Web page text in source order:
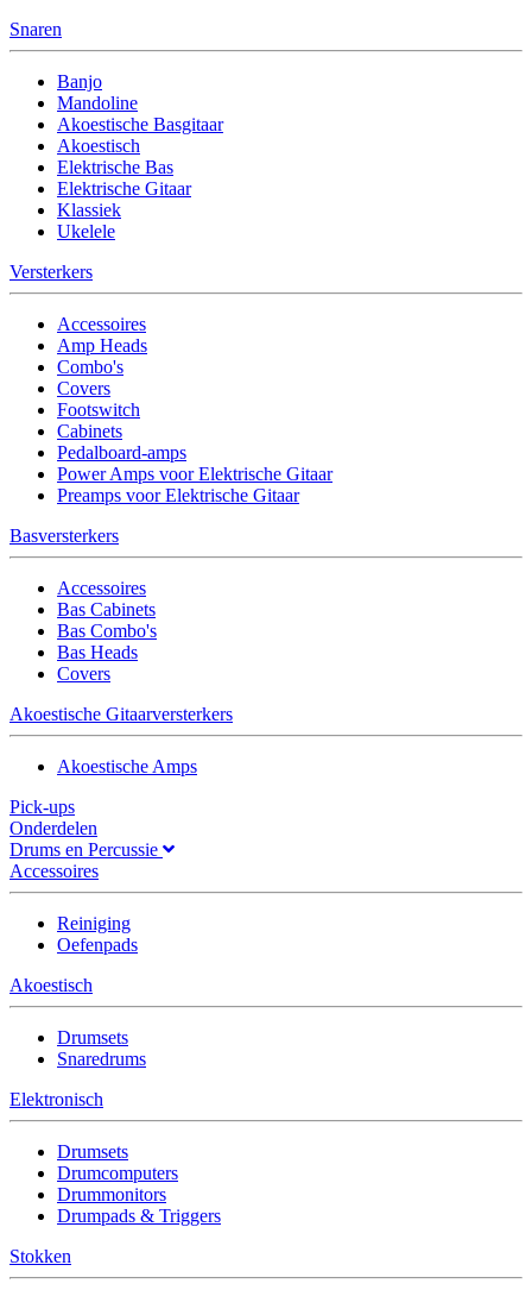
Snaren
Banjo
Mandoline
Akoestische Basgitaar
Akoestisch
Elektrische Bas
Elektrische Gitaar
Klassiek
Ukelele
Versterkers
Accessoires
Amp Heads
Combo's
Covers
Footswitch
Cabinets
Pedalboard-amps
Power Amps voor Elektrische Gitaar
Preamps voor Elektrische Gitaar
Basversterkers
Accessoires
Bas Cabinets
Bas Combo's
Bas Heads
Covers
Akoestische Gitaarversterkers
Akoestische Amps
Pick-ups
Onderdelen
Drums en Percussie
Accessoires
Reiniging
Oefenpads
Akoestisch
Drumsets
Snaredrums
Elektronisch
Drumsets
Drumcomputers
Drummonitors
Drumpads & Triggers
Stokken